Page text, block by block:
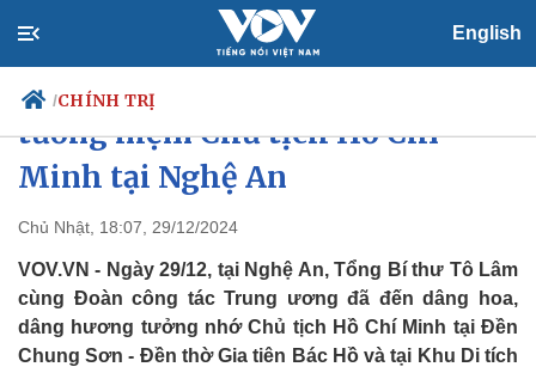
English
/CHÍNH TRỊ
Chính trị
Tổ chức nhân sự
Quốc hội
Nhận diện sự thật
Dự báo thời tiết
Giáo dục
Dấu ấn VOV
Việc làm
Tổng Bí thư Tô Lâm dâng hương
tưởng niệm Chủ tịch Hồ Chí
Minh tại Nghệ An
Chủ Nhật, 18:07, 29/12/2024
VOV.VN - Ngày 29/12, tại Nghệ An, Tổng Bí thư Tô Lâm
cùng Đoàn công tác Trung ương đã đến dâng hoa,
dâng hương tưởng nhớ Chủ tịch Hồ Chí Minh tại Đền
Chung Sơn - Đền thờ Gia tiên Bác Hồ và tại Khu Di tích